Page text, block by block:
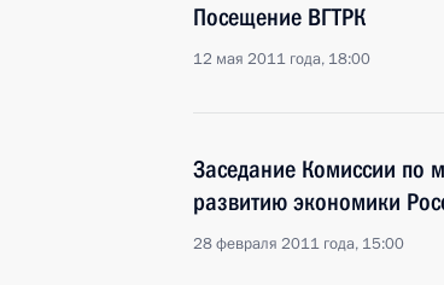
Посещение ВГТРК
12 мая 2011 года, 18:00
Заседание Комиссии по
развитию экономики
28 февраля 2011 года, 15:00